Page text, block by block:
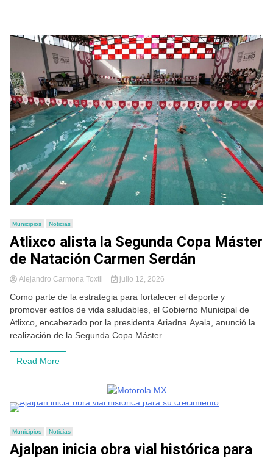
Municipios Noticias
Atlixco alista la Segunda Copa Máster
de Natación Carmen Serdán
Alejandro Carmona Toxtli julio 12, 2026
Como parte de la estrategia para fortalecer el deporte y
promover estilos de vida saludables, el Gobierno Municipal de
Atlixco, encabezado por la presidenta Ariadna Ayala, anunció la
realización de la Segunda Copa Máster...
Read More
Municipios Noticias
Ajalpan inicia obra vial histórica para